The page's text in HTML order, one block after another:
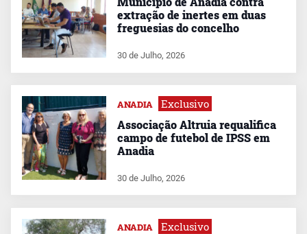
extração de inertes em duas
freguesias do concelho
30 de Julho, 2026
ANADIA Exclusivo
Associação Altruia requalifica
campo de futebol de IPSS em
Anadia
30 de Julho, 2026
ANADIA Exclusivo